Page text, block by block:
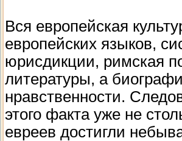
Вся европейская
европейских языков,
юрисдикции, римская
литературы, а
нравственности.
этого факта уже не
евреев достигли